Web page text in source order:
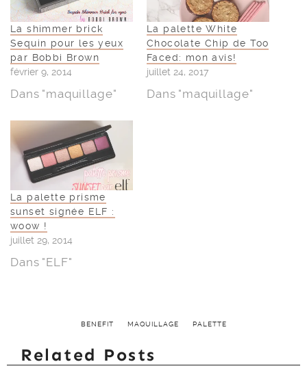
La shimmer brick
Sequin pour les yeux
par Bobbi Brown
février 9, 2014
Dans "maquillage"
La palette White
Chocolate Chip de Too
Faced: mon avis!
juillet 24, 2017
Dans "maquillage"
La palette prisme
sunset signée ELF :
woow !
juillet 29, 2014
Dans "ELF"
BENEFIT MAQUILLAGE PALETTE
Related Posts